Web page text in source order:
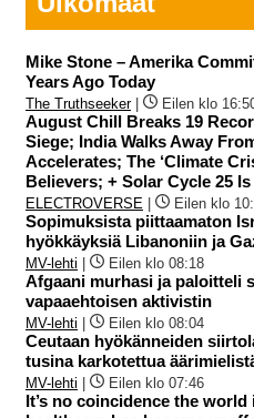
Mike Stone – Amerika
Years Ago Today
The Truthseeker| Eilen klo
August Chill Breaks 19
Siege; India Walks Away
Accelerates; The ‘Climate
Believers; + Solar Cycle 25
ELECTROVERSE Eilen klo
Sopimuksista piittaamaton
hyökkäyksiä Libanoniin ja
MV-lehti Eilen klo 08:18
Afgaani murhasi ja paloitteli
vapaaehtoisen aktivistin
MV-lehti Eilen klo 08:04
Ceutaan hyökänneiden
tusina karkotettua
MV-lehti Eilen klo 07:46
It’s no coincidence the